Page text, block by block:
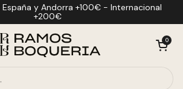
y Andorra +100€ - Internacional
+200€
Abrir carrito
0